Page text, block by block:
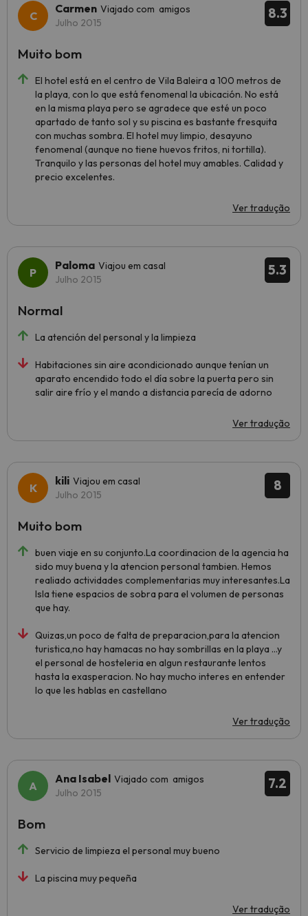
8.3
Carmen Viajado com amigos
Julho 2015
El hotel está en el centro de Vila Baleira a 100 metros de
la playa, con lo que está fenomenal la ubicación. No está
en la misma playa pero se agradece que esté un poco
apartado de tanto sol y su piscina es bastante fresquita
con muchas sombra. El hotel muy limpio, desayuno
fenomenal (aunque no tiene huevos fritos, ni tortilla).
Tranquilo y las personas del hotel muy amables. Calidad y
precio excelentes.
Ver tradução
Muito bom
5.3
Paloma Viajou em casal
Julho 2015
La atención del personal y la limpieza
Habitaciones sin aire acondicionado aunque tenían un
aparato encendido todo el día sobre la puerta pero sin
salir aire frío y el mando a distancia parecía de adorno
Ver tradução
Normal
8
kili Viajou em casal
Julho 2015
buen viaje en su conjunto.La coordinacion de la agencia ha
sido muy buena y la atencion personal tambien. Hemos
realiado actividades complementarias muy interesantes.La
Isla tiene espacios de sobra para el volumen de personas
que hay.
Quizas,un poco de falta de preparacion,para la atencion
turistica,no hay hamacas no hay sombrillas en la playa ...y
el personal de hosteleria en algun restaurante lentos
hasta la exasperacion. No hay mucho interes en entender
lo que les hablas en castellano
Ver tradução
Muito bom
7.2
Ana Isabel Viajado com amigos
Julho 2015
Servicio de limpieza el personal muy bueno
La piscina muy pequeña
Ver tradução
Bom